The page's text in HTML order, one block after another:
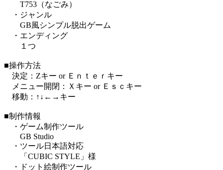
T753（なごみ）
・ジャンル
GB風シンプル脱出ゲーム
・エンディング
１つ
■操作方法
決定：Zキー or Ｅｎｔｅｒキー
メニュー開閉：Ｘキー or Ｅｓｃキー
移動：↑↓←→キー
■制作情報
・ゲーム制作ツール
GB Studio
・ツール日本語対応
「CUBIC STYLE」様
・ドット絵制作ツール